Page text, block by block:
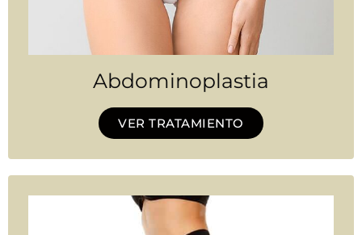
Abdominoplastia
VER TRATAMIENTO